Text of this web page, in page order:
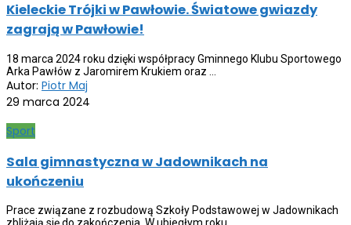
Kieleckie Trójki w Pawłowie. Światowe gwiazdy
zagrają w Pawłowie!
18 marca 2024 roku dzięki współpracy Gminnego Klubu Sportowego
Arka Pawłów z Jaromirem Krukiem oraz ...
Autor: Piotr Maj
29 marca 2024
Sport
Sala gimnastyczna w Jadownikach na
ukończeniu
Prace związane z rozbudową Szkoły Podstawowej w Jadownikach